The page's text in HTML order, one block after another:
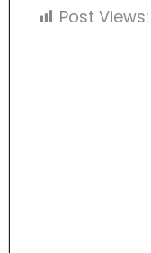
Post Views: